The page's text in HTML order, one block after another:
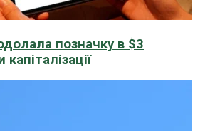
позначку в $3